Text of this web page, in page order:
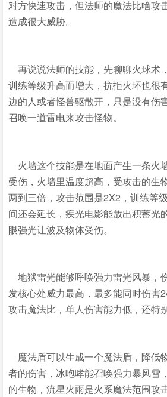
对方快速攻击，但法师的魔法比啥攻
造成很大威胁。
再说说法师的技能，先聊聊火球术
训练等级升高而增大，抗拒火环也很
边的人或者怪兽驱散开，只是没有伤
召唤一道雷电来攻击怪物。
火墙这个技能是在地面产生一条火
受伤，火墙里温度超高，受攻击的生
两到三倍，攻击范围是2X2，训练等
间还会延长，疾光电影能放出积蓄光
眼强光让波及物体受伤。
地狱雷光能够呼唤强力雷光风暴，
发核心处威力最高，最多能同时伤害
攻击魔法比，单人伤害能力低，还特
魔法盾可以生成一个魔法盾，降低
者的伤害，冰咆哮能召唤强力暴风雪
的生物，流星火雨是火系魔法范围攻